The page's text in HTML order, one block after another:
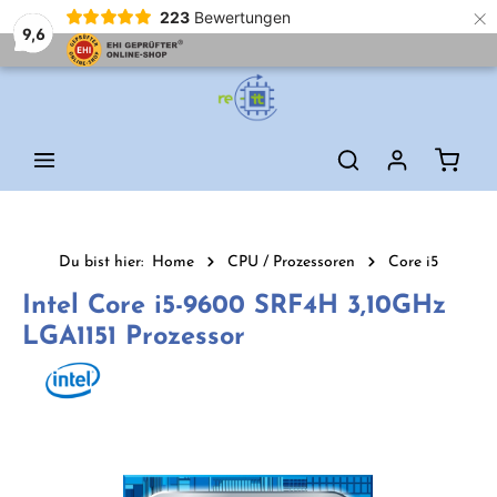
9,6
223 Bewertungen ×
Du bist hier: Home CPU / Prozessoren Core i5
Intel Core i5-9600 SRF4H 3,10GHz
LGA1151 Prozessor
Bildergalerie überspringen